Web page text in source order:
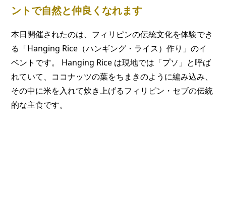
ントで自然と仲良くなれます
本日開催されたのは、フィリピンの伝統文化を体験でき
る「Hanging Rice（ハンギング・ライス）作り」のイ
ベントです。 Hanging Rice は現地では「プソ」と呼ば
れていて、ココナッツの葉をちまきのように編み込み、
その中に米を入れて炊き上げるフィリピン・セブの伝統
的な主食です。